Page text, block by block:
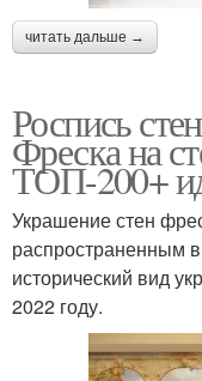
читать дальше →
Роспись
Фреска на
ТОП-200+
Украшение стен
распространенным
исторический вид
2022 году.